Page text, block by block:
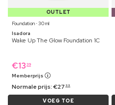
OUTLET
Foundation ⋅ 30 ml
Isadora
Wake Up The Glow Foundation 1C
€13 39
Memberprijs
Normale prijs:€27 99
VOEG TOE